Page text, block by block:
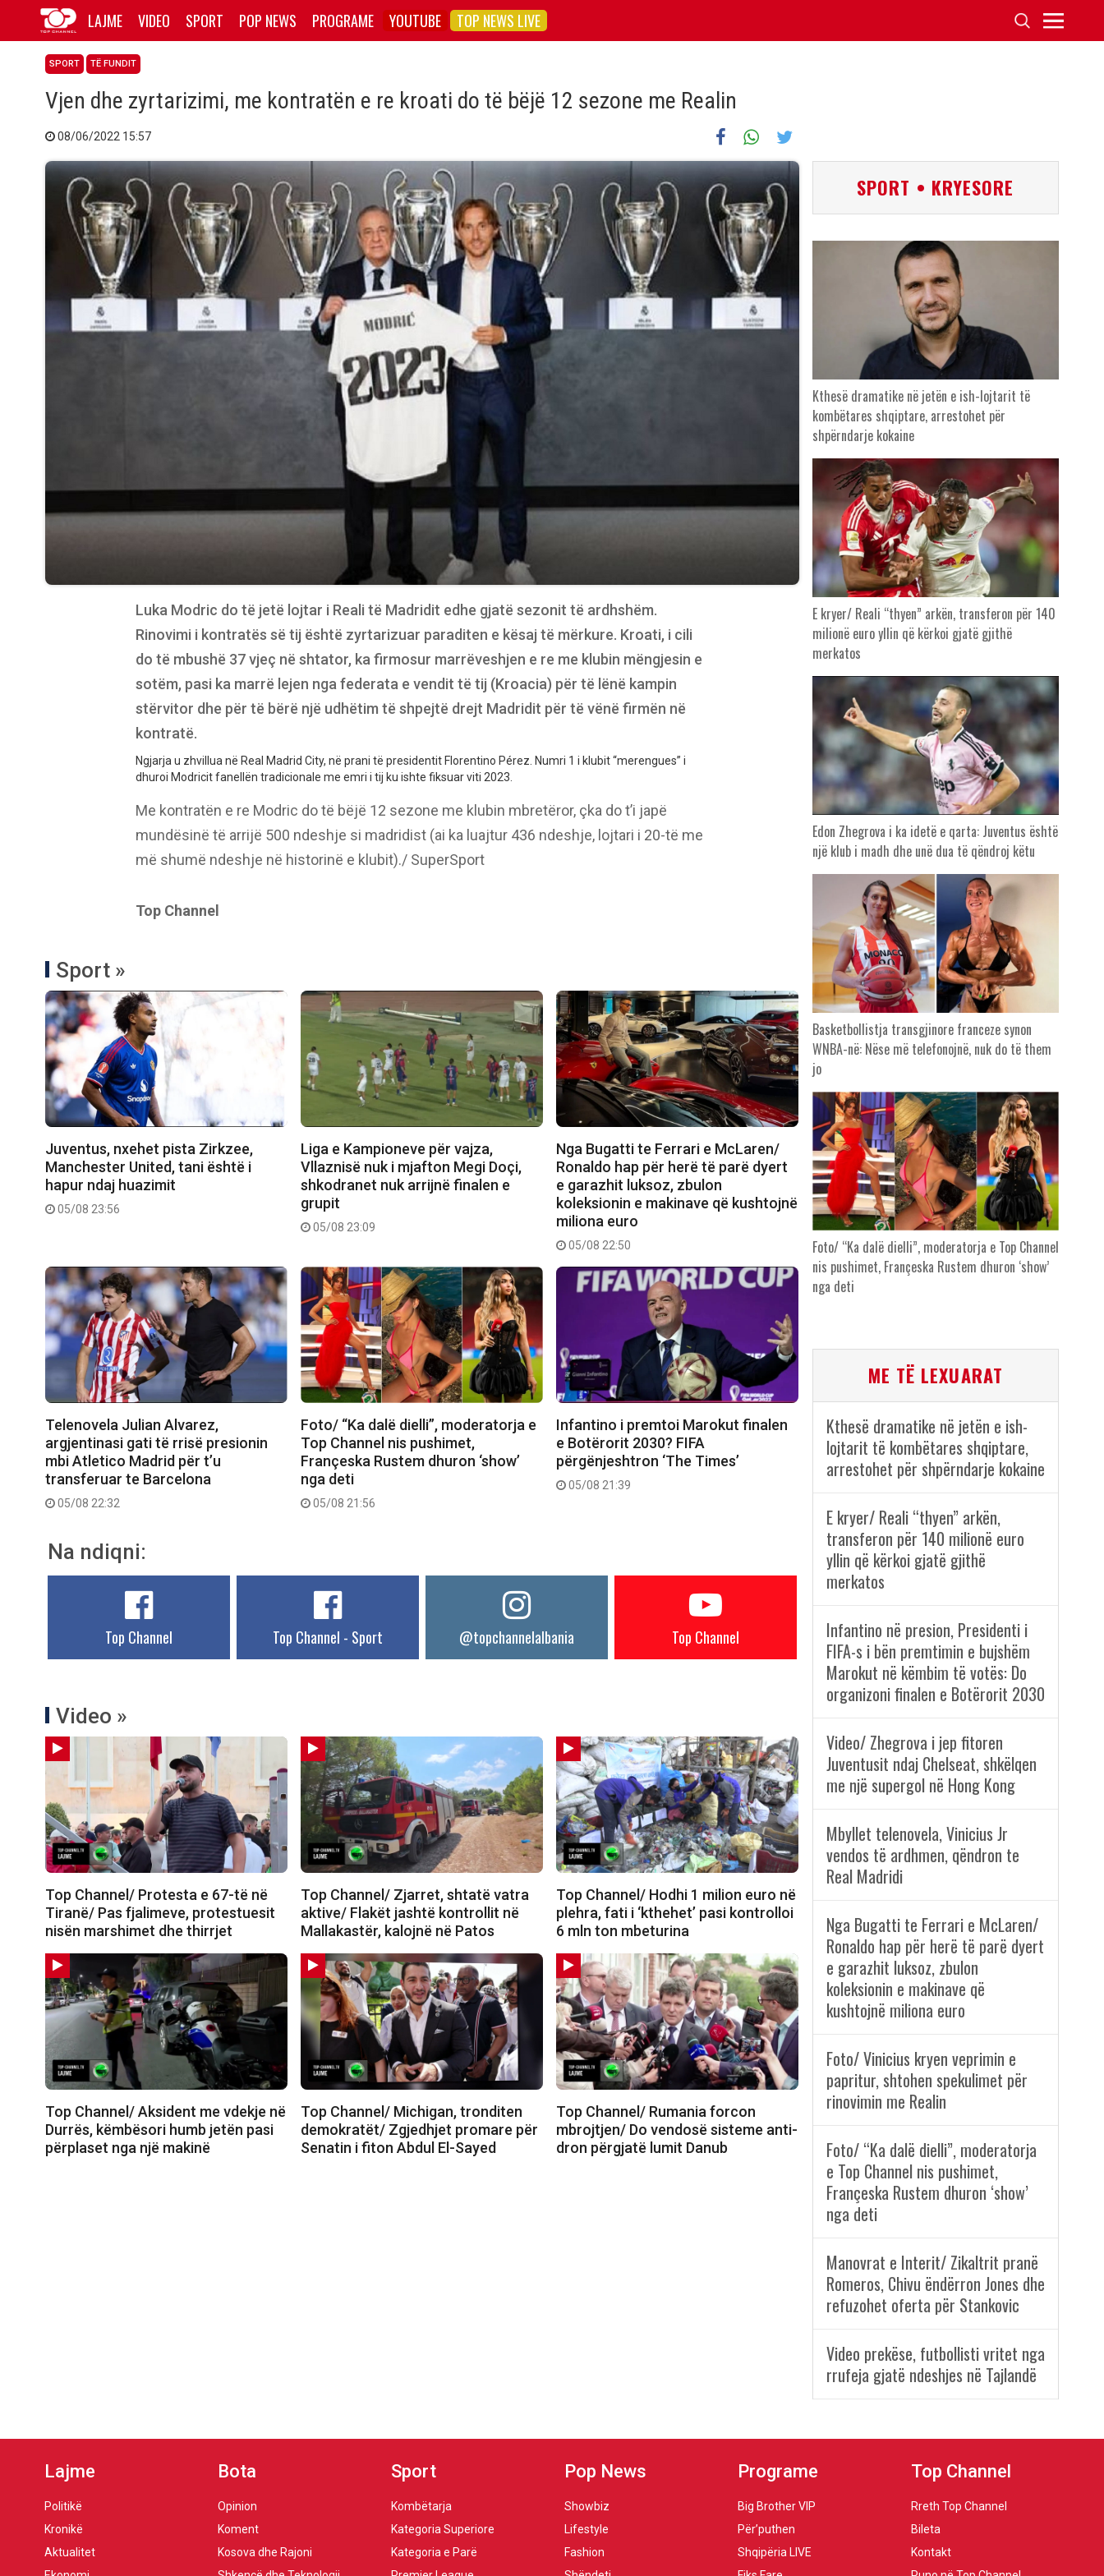
LAJME VIDEO SPORT POP NEWS PROGRAME YOUTUBE TOP NEWS LIVE
SPORT TË FUNDIT
Vjen dhe zyrtarizimi, me kontratën e re kroati do të bëjë 12 sezone me Realin
08/06/2022 15:57
Luka Modric do të jetë lojtar i Reali të Madridit edhe gjatë sezonit të ardhshëm.
Rinovimi i kontratës së tij është zyrtarizuar paraditen e kësaj të mërkure. Kroati, i cili
do të mbushë 37 vjeç në shtator, ka firmosur marrëveshjen e re me klubin mëngjesin e
sotëm, pasi ka marrë lejen nga federata e vendit të tij (Kroacia) për të lënë kampin
stërvitor dhe për të bërë një udhëtim të shpejtë drejt Madridit për të vënë firmën në
kontratë.
Ngjarja u zhvillua në Real Madrid City, në prani të presidentit Florentino Pérez. Numri 1 i klubit “merengues” i
dhuroi Modricit fanellën tradicionale me emri i tij ku ishte fiksuar viti 2023.
Me kontratën e re Modric do të bëjë 12 sezone me klubin mbretëror, çka do t’i japë
mundësinë të arrijë 500 ndeshje si madridist (ai ka luajtur 436 ndeshje, lojtari i 20-të me
më shumë ndeshje në historinë e klubit)./ SuperSport
Top Channel
Sport »
Juventus, nxehet pista Zirkzee,
Manchester United, tani është i
hapur ndaj huazimit
05/08 23:56
Liga e Kampioneve për vajza,
Vllaznisë nuk i mjafton Megi Doçi,
shkodranet nuk arrijnë finalen e
grupit
05/08 23:09
Nga Bugatti te Ferrari e McLaren/
Ronaldo hap për herë të parë dyert
e garazhit luksoz, zbulon
koleksionin e makinave që kushtojnë
miliona euro
05/08 22:50
Telenovela Julian Alvarez,
argjentinasi gati të rrisë presionin
mbi Atletico Madrid për t’u
transferuar te Barcelona
05/08 22:32
Foto/ “Ka dalë dielli”, moderatorja e
Top Channel nis pushimet,
Françeska Rustem dhuron ‘show’
nga deti
05/08 21:56
Infantino i premtoi Marokut finalen
e Botërorit 2030? FIFA
përgënjeshtron ‘The Times’
05/08 21:39
Na ndiqni:
Top Channel Top Channel - Sport @topchannelalbania Top Channel
Video »
Top Channel/ Protesta e 67-të në
Tiranë/ Pas fjalimeve, protestuesit
nisën marshimet dhe thirrjet
Top Channel/ Zjarret, shtatë vatra
aktive/ Flakët jashtë kontrollit në
Mallakastër, kalojnë në Patos
Top Channel/ Hodhi 1 milion euro në
plehra, fati i ‘kthehet’ pasi kontrolloi
6 mln ton mbeturina
Top Channel/ Aksident me vdekje në
Durrës, këmbësori humb jetën pasi
përplaset nga një makinë
Top Channel/ Michigan, tronditen
demokratët/ Zgjedhjet promare për
Senatin i fiton Abdul El-Sayed
Top Channel/ Rumania forcon
mbrojtjen/ Do vendosë sisteme anti-
dron përgjatë lumit Danub
SPORT • KRYESORE
Kthesë dramatike në jetën e ish-lojtarit të
kombëtares shqiptare, arrestohet për
shpërndarje kokaine
E kryer/ Reali “thyen” arkën, transferon për 140
milionë euro yllin që kërkoi gjatë gjithë
merkatos
Edon Zhegrova i ka idetë e qarta: Juventus është
një klub i madh dhe unë dua të qëndroj këtu
Basketbollistja transgjinore franceze synon
WNBA-në: Nëse më telefonojnë, nuk do të them
jo
Foto/ “Ka dalë dielli”, moderatorja e Top Channel
nis pushimet, Françeska Rustem dhuron ‘show’
nga deti
ME TË LEXUARAT
Kthesë dramatike në jetën e ish-
lojtarit të kombëtares shqiptare,
arrestohet për shpërndarje kokaine
E kryer/ Reali “thyen” arkën,
transferon për 140 milionë euro
yllin që kërkoi gjatë gjithë
merkatos
Infantino në presion, Presidenti i
FIFA-s i bën premtimin e bujshëm
Marokut në këmbim të votës: Do
organizoni finalen e Botërorit 2030
Video/ Zhegrova i jep fitoren
Juventusit ndaj Chelseat, shkëlqen
me një supergol në Hong Kong
Mbyllet telenovela, Vinicius Jr
vendos të ardhmen, qëndron te
Real Madridi
Nga Bugatti te Ferrari e McLaren/
Ronaldo hap për herë të parë dyert
e garazhit luksoz, zbulon
koleksionin e makinave që
kushtojnë miliona euro
Foto/ Vinicius kryen veprimin e
papritur, shtohen spekulimet për
rinovimin me Realin
Foto/ “Ka dalë dielli”, moderatorja
e Top Channel nis pushimet,
Françeska Rustem dhuron ‘show’
nga deti
Manovrat e Interit/ Zikaltrit pranë
Romeros, Chivu ëndërron Jones dhe
refuzohet oferta për Stankovic
Video prekëse, futbollisti vritet nga
rrufeja gjatë ndeshjes në Tajlandë
Lajme
Politikë
Kronikë
Aktualitet
Bota
Opinion
Koment
Kosova dhe Rajoni
Sport
Kombëtarja
Kategoria Superiore
Kategoria e Parë
Pop News
Showbiz
Lifestyle
Fashion
Programe
Big Brother VIP
Për’puthen
Shqipëria LIVE
Top Channel
Rreth Top Channel
Bileta
Kontakt